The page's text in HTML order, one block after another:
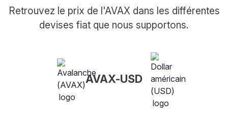
Retrouvez le prix de l'AVAX dans les différentes
devises fiat que nous supportons.
AVAX-USD